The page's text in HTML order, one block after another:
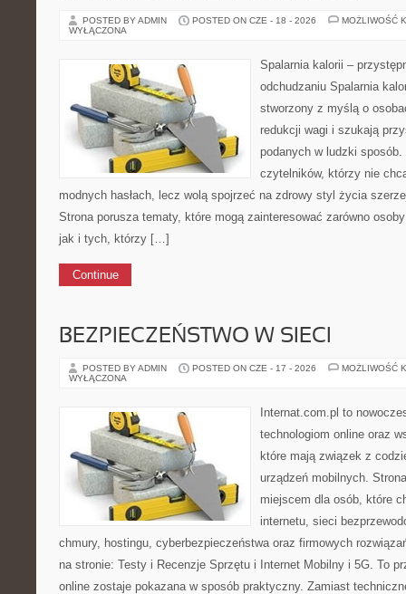
POSTED BY ADMIN POSTED ON CZE - 18 - 2026
MOŻLIWOŚĆ
WYŁĄCZONA
Spalarnia kalorii –
odchudzaniu Spalarnia
stworzony z myślą o
redukcji wagi i szukają
podanych w ludzki sposób.
czytelników, którzy nie
modnych hasłach, lecz wolą spojrzeć na zdrowy styl życia
Strona porusza tematy, które mogą zainteresować zarówno
jak i tych, którzy […]
Continue
BEZPIECZEŃSTWO W SIECI
POSTED BY ADMIN POSTED ON CZE - 17 - 2026
MOŻLIWOŚĆ
WYŁĄCZONA
Internat.com.pl to
technologiom online oraz
które mają związek z
urządzeń mobilnych.
miejscem dla osób, które
internetu, sieci
chmury, hostingu, cyberbezpieczeństwa oraz firmowych
na stronie: Testy i Recenzje Sprzętu i Internet Mobilny i 5G. To
online zostaje pokazana w sposób praktyczny. Zamiast